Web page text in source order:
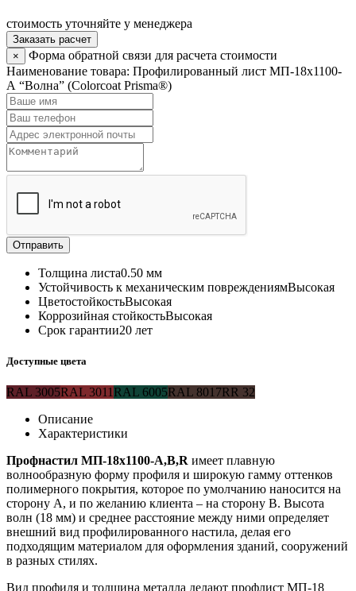
стоимость уточняйте у менеджера
Заказать расчет
×
Форма обратной связи для расчета стоимости
Наименование товара: Профилированный лист МП-18х1100-
А “Волна” (Colorcoat Prisma®)
Отправить
Толщина листа0.50 мм
Устойчивость к механическим повреждениямВысокая
ЦветостойкостьВысокая
Коррозийная стойкостьВысокая
Срок гарантии20 лет
Доступные цвета
RAL 3005RAL 3011 RAL 6005RAL 8017RR 32
Описание
Характеристики
Профнастил МП-18х1100-А,В,R имеет плавную
волнообразную форму профиля и широкую гамму оттенков
полимерного покрытия, которое по умолчанию наносится на
сторону А, и по желанию клиента – на сторону В. Высота
волн (18 мм) и среднее расстояние между ними определяет
внешний вид профилированного настила, делая его
подходящим материалом для оформления зданий, сооружений
в разных стилях.
Вид профиля и толщина металла делают профлист МП-18